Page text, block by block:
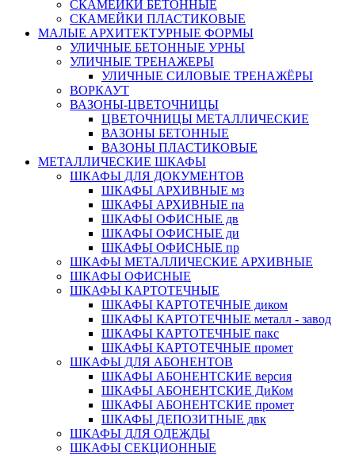
СКАМЕЙКИ БЕТОННЫЕ
СКАМЕЙКИ ПЛАСТИКОВЫЕ
МАЛЫЕ АРХИТЕКТУРНЫЕ ФОРМЫ
УЛИЧНЫЕ БЕТОННЫЕ УРНЫ
УЛИЧНЫЕ ТРЕНАЖЕРЫ
УЛИЧНЫЕ СИЛОВЫЕ ТРЕНАЖЁРЫ
ВОРКАУТ
ВАЗОНЫ-ЦВЕТОЧНИЦЫ
ЦВЕТОЧНИЦЫ МЕТАЛЛИЧЕСКИЕ
ВАЗОНЫ БЕТОННЫЕ
ВАЗОНЫ ПЛАСТИКОВЫЕ
МЕТАЛЛИЧЕСКИЕ ШКАФЫ
ШКАФЫ ДЛЯ ДОКУМЕНТОВ
ШКАФЫ АРХИВНЫЕ мз
ШКАФЫ АРХИВНЫЕ па
ШКАФЫ ОФИСНЫЕ дв
ШКАФЫ ОФИСНЫЕ ди
ШКАФЫ ОФИСНЫЕ пр
ШКАФЫ МЕТАЛЛИЧЕСКИЕ АРХИВНЫЕ
ШКАФЫ ОФИСНЫЕ
ШКАФЫ КАРТОТЕЧНЫЕ
ШКАФЫ КАРТОТЕЧНЫЕ диком
ШКАФЫ КАРТОТЕЧНЫЕ металл - завод
ШКАФЫ КАРТОТЕЧНЫЕ пакс
ШКАФЫ КАРТОТЕЧНЫЕ промет
ШКАФЫ ДЛЯ АБОНЕНТОВ
ШКАФЫ АБОНЕНТСКИЕ версия
ШКАФЫ АБОНЕНТСКИЕ ДиКом
ШКАФЫ АБОНЕНТСКИЕ промет
ШКАФЫ ДЕПОЗИТНЫЕ двк
ШКАФЫ ДЛЯ ОДЕЖДЫ
ШКАФЫ СЕКЦИОННЫЕ